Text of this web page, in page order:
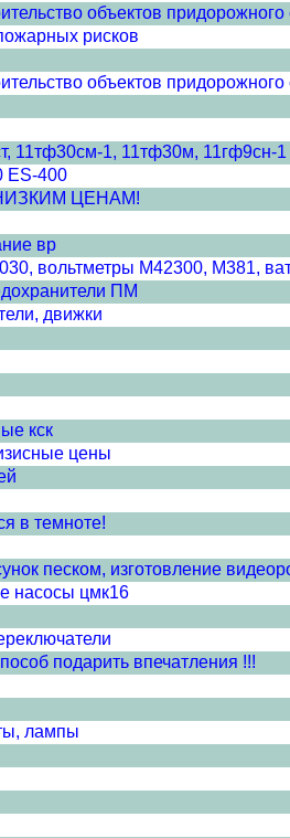
объектов придорожного
рисков
объектов придорожного
11тф30см-1, 11тф30м, 11гф9сн-1
ES-400
НИЗКИМ ЦЕНАМ!
вр
вольтметры М42300, М381,
ПМ
движки
кск
цены
в темноте!
песком, изготовление
насосы цмк16
подарить впечатления !!!
лампы